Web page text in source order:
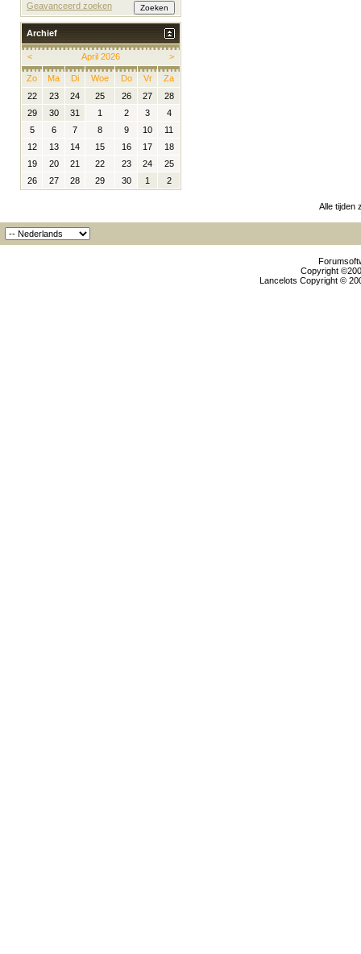
Geavanceerd zoeken
Archief
< >
April 2026
Zo Ma Di Woe Do Vr
Za
22
23 24 25 26 27
28
29
30 31 1 2 3
4
5
6 7 8 9 10
11
12
13 14 15 16 17
18
19
20 21 22 23 24
25
26
27 28 29 30 1 2
Alle tijden
Copyright
Lancelots Copyright ©